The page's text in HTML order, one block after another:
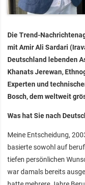
Die Trend-
mit Amir Ali Sardari
Deutschland lebenden
Khanats Jerewan,
Experten und
Bosch, dem weltweit
Was hat Sie nach
Meine Entscheidung,
basierte sowohl auf
tiefen persönlichen
war damals bereits